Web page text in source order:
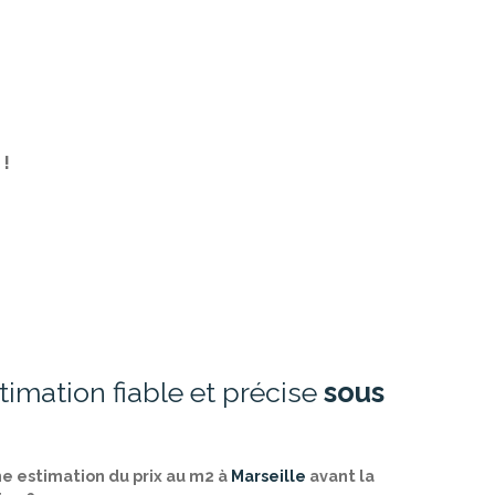
fiable et précise sous
estimation du prix au m2 à Marseille avant la